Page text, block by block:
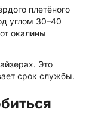
плетёного
углом 30–40
окалины
Это
срок службы.